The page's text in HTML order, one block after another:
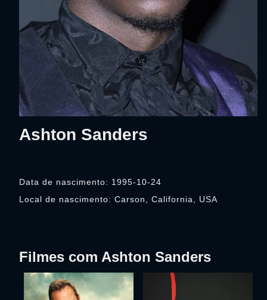
Ashton Sanders
Data de nascimento: 1995-10-24
Local de nascimento: Carson, California, USA
Filmes com Ashton Sanders